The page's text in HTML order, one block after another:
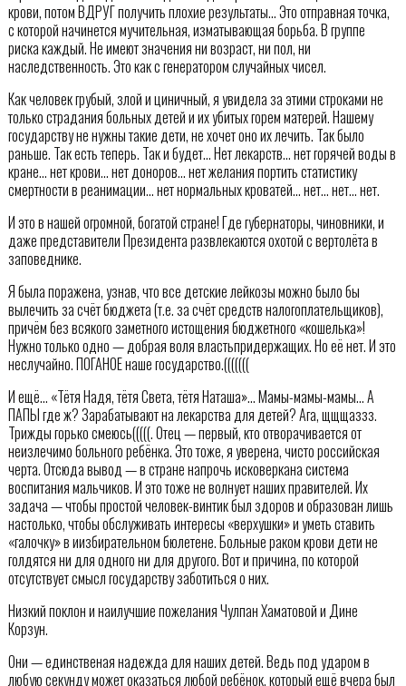
крови, потом ВДРУГ получить плохие результаты… Это отправная точка,
с которой начинется мучительная, изматывающая борьба. В группе
риска каждый. Не имеют значения ни возраст, ни пол, ни
наследственность. Это как с генератором случайных чисел.
Как человек грубый, злой и циничный, я увидела за этими строками не
только страдания больных детей и их убитых горем матерей. Нашему
государству не нужны такие дети, не хочет оно их лечить. Так было
раньше. Так есть теперь. Так и будет… Нет лекарств… нет горячей воды в
кране… нет крови… нет доноров… нет желания портить статистику
смертности в реанимации… нет нормальных кроватей… нет… нет… нет.
И это в нашей огромной, богатой стране! Где губернаторы, чиновники, и
даже представители Президента развлекаются охотой с вертолёта в
заповеднике.
Я была поражена, узнав, что все детские лейкозы можно было бы
вылечить за счёт бюджета (т.е. за счёт средств налогоплательщиков),
причём без всякого заметного истощения бюджетного «кошелька»!
Нужно только одно — добрая воля властьпридержащих. Но её нет. И это
неслучайно. ПОГАНОЕ наше государство.(((((((
И ещё… «Тётя Надя, тётя Света, тётя Наташа»… Мамы-мамы-мамы… А
ПАПЫ где ж? Зарабатывают на лекарства для детей? Ага, щщщаззз.
Трижды горько смеюсь(((((. Отец — первый, кто отворачивается от
неизлечимо больного ребёнка. Это тоже, я уверена, чисто российская
черта. Отсюда вывод — в стране напрочь исковеркана система
воспитания мальчиков. И это тоже не волнует наших правителей. Их
задача — чтобы простой человек-винтик был здоров и образован лишь
настолько, чтобы обслуживать интересы «верхушки» и уметь ставить
«галочку» в иизбирательном бюлетене. Больные раком крови дети не
голдятся ни для одного ни для другого. Вот и причина, по которой
отсутствует смысл государству заботиться о них.
Низкий поклон и наилучшие пожелания Чулпан Хаматовой и Дине
Корзун.
Они — единственая надежда для наших детей. Ведь под ударом в
любую секунду может оказаться любой ребёнок, который ещё вчера был